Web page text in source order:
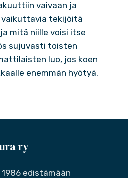
vaivaan ja
vaikuttavia tekijöitä
mitä niille voisi itse
sujuvasti toisten
luo, jos koen
enemmän hyötyä.
ry
edistämään